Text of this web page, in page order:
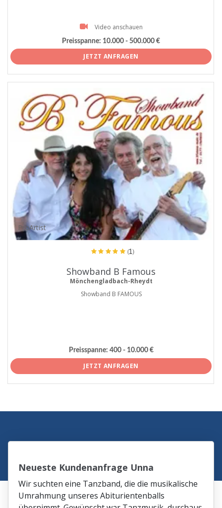
Video anschauen
Preisspanne: 10.000 - 500.000 €
JETZT ANFRAGEN
ProArtist
(1)
Showband B Famous
Mönchengladbach-Rheydt
Showband B FAMOUS
Preisspanne: 400 - 10.000 €
JETZT ANFRAGEN
Neueste Kundenanfrage Unna
Wir suchten eine Tanzband, die die musikalische
Umrahmung unseres Abiturientenballs